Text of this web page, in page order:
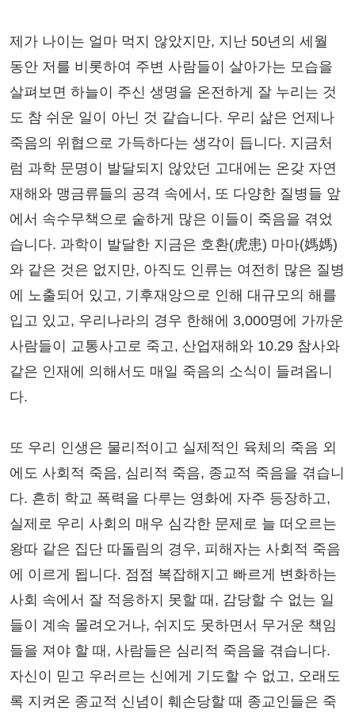
제가 나이는 얼마 먹지 않았지만, 지난 50년의 세월
동안 저를 비롯하여 주변 사람들이 살아가는 모습을
살펴보면 하늘이 주신 생명을 온전하게 잘 누리는 것
도 참 쉬운 일이 아닌 것 같습니다. 우리 삶은 언제나
죽음의 위협으로 가득하다는 생각이 듭니다. 지금처
럼 과학 문명이 발달되지 않았던 고대에는 온갖 자연
재해와 맹금류들의 공격 속에서, 또 다양한 질병들 앞
에서 속수무책으로 숱하게 많은 이들이 죽음을 겪었
습니다. 과학이 발달한 지금은 호환(虎患) 마마(媽媽)
와 같은 것은 없지만, 아직도 인류는 여전히 많은 질병
에 노출되어 있고, 기후재앙으로 인해 대규모의 해를
입고 있고, 우리나라의 경우 한해에 3,000명에 가까운
사람들이 교통사고로 죽고, 산업재해와 10.29 참사와
같은 인재에 의해서도 매일 죽음의 소식이 들려옵니
다.
또 우리 인생은 물리적이고 실제적인 육체의 죽음 외
에도 사회적 죽음, 심리적 죽음, 종교적 죽음을 겪습니
다. 흔히 학교 폭력을 다루는 영화에 자주 등장하고,
실제로 우리 사회의 매우 심각한 문제로 늘 떠오르는
왕따 같은 집단 따돌림의 경우, 피해자는 사회적 죽음
에 이르게 됩니다. 점점 복잡해지고 빠르게 변화하는
사회 속에서 잘 적응하지 못할 때, 감당할 수 없는 일
들이 계속 몰려오거나, 쉬지도 못하면서 무거운 책임
들을 져야 할 때, 사람들은 심리적 죽음을 겪습니다.
자신이 믿고 우러르는 신에게 기도할 수 없고, 오래도
록 지켜온 종교적 신념이 훼손당할 때 종교인들은 죽